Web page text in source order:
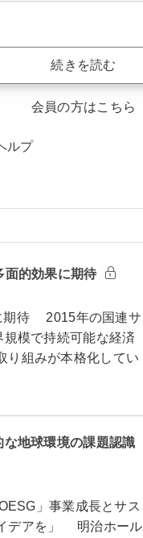
続きを読む
会員の方はこちら
ルプ
的効果に期待
期待 2015年の国連サ
模で持続可能な経済
り組みが本格化してい
地球環境の課題認識
」事業成長とサス
デアを」 明治ホール